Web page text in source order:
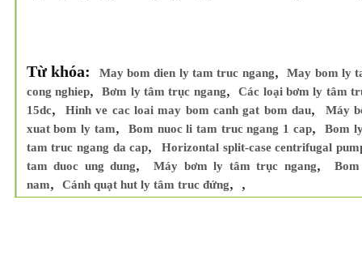
Từ khóa: May bom dien ly tam truc ngang,May bom ly
cong nghiep,Bơm ly tâm trục ngang,Các loại bơm ly tâm
15dc,Hinh ve cac loai may bom canh gat bom dau,
Máy
xuat bom ly tam, Bom nuoc li tam truc ngang 1 cap,Bom
tam truc ngang da cap,
Horizontal split-case centrifugal
tam duoc ung dung,Máy bơm ly tâm trục ngang,
nam, Cánh quạt hut ly tâm truc đứng, ,